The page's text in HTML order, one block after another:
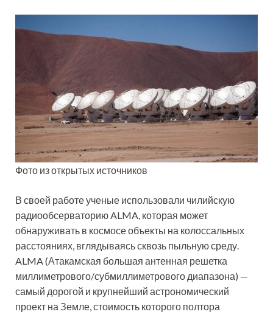
Фото из открытых источников
В своей работе ученые использовали чилийскую
радиообсерваторию ALMA, которая может
обнаруживать в космосе объекты на колоссальных
расстояниях, вглядываясь сквозь пыльную среду.
ALMA (Атакамская большая антенная решетка
миллиметрового/субмиллиметрового диапазона) —
самый дорогой и крупнейший астрономический
проект на Земле, стоимость которого полтора